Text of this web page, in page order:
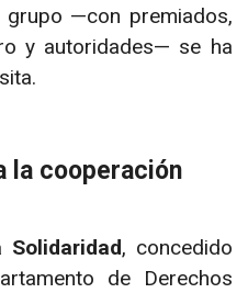
—con premiados,
y autoridades— se ha
la cooperación
Solidaridad, concedido
de Derechos